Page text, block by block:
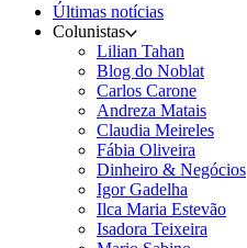
Últimas notícias
Colunistas
Lilian Tahan
Blog do Noblat
Carlos Carone
Andreza Matais
Claudia Meireles
Fábia Oliveira
Dinheiro & Negócios
Igor Gadelha
Ilca Maria Estevão
Isadora Teixeira